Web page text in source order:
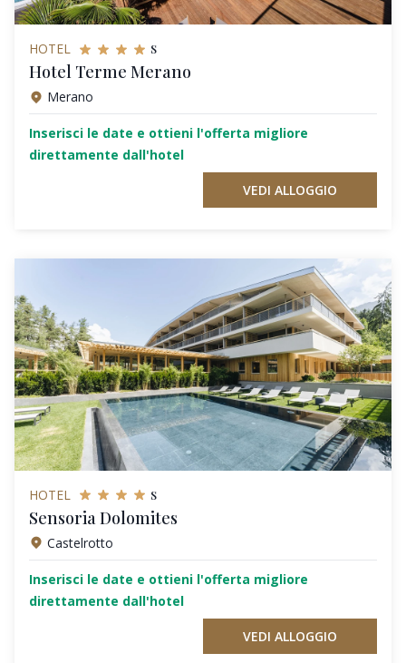
HOTEL s
Hotel Terme Merano
Merano
Inserisci le date e ottieni l'offerta migliore
direttamente dall'hotel
VEDI ALLOGGIO
HOTEL s
Sensoria Dolomites
Castelrotto
Inserisci le date e ottieni l'offerta migliore
direttamente dall'hotel
VEDI ALLOGGIO